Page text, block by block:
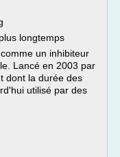
longtemps
un inhibiteur
Lancé en 2003 par
dont la durée des
utilisé par des